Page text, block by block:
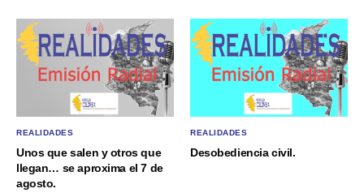
REALIDADES
Unos que salen y otros que
llegan… se aproxima el 7 de
agosto.
REALIDADES
Desobediencia civil.